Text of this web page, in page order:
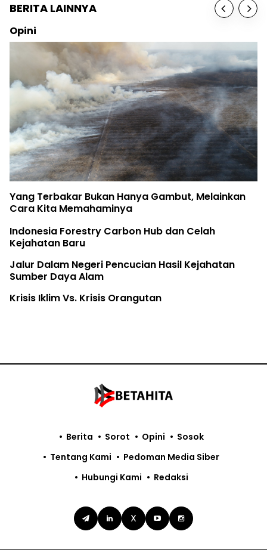
BERITA LAINNYA
Opini
Yang Terbakar Bukan Hanya Gambut, Melainkan
Cara Kita Memahaminya
Indonesia Forestry Carbon Hub dan Celah
Kejahatan Baru
Jalur Dalam Negeri Pencucian Hasil Kejahatan
Sumber Daya Alam
Krisis Iklim Vs. Krisis Orangutan
X
Berita Sorot Opini
Sosok
Tentang Kami
Pedoman Media Siber
Hubungi Kami
Redaksi